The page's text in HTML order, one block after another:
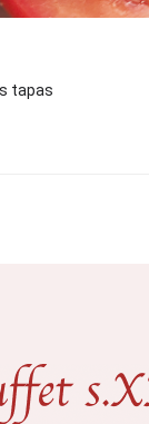
tapas